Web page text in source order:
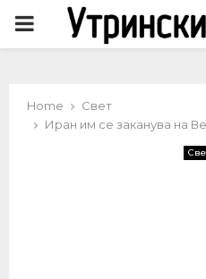
PRIMARY
Home
Свет
Иран им се заканува на